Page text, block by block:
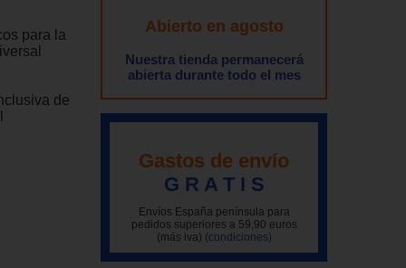
para la
de
Abierto en agosto
Nuestra tienda permanecerá
abierta durante todo el mes
Gastos de envío
G R A T I S
Envíos España península para
pedidos superiores a 59,90 euros
(más iva) (condiciones)